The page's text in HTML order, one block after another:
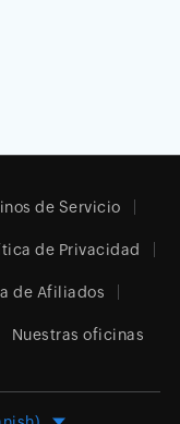
de Servicio
de Privacidad
de Afiliados
Nuestras oficinas